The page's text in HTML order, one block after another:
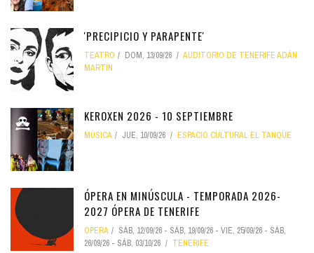
'PRECIPICIO Y PARAPENTE'
TEATRO DOM, 13/09/26
AUDITORIO DE TENERIFE ADÁN
MARTÍN
KEROXEN 2026 - 10 SEPTIEMBRE
MÚSICA JUE, 10/09/26 ESPACIO CULTURAL EL TANQUE
ÓPERA EN MINÚSCULA - TEMPORADA 2026-
2027 ÓPERA DE TENERIFE
ÓPERA SÁB, 12/09/26 - SÁB, 19/09/26 - VIE, 25/09/26 - SÁB,
26/09/26 - SÁB, 03/10/26 TENERIFE